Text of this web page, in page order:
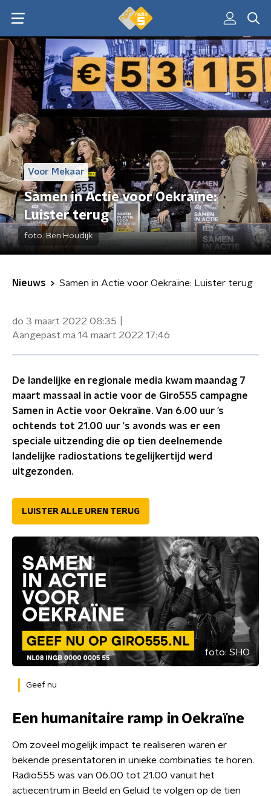
Voor Mekaar
Samen in Actie voor Oekraïne:
Luister terug
foto: Ben Houdijk
Nieuws Samen in Actie voor Oekraïne: Luister terug
do 3 maart 2022 08:35
Aangepast ma 14 maart 2022 17:46
De landelijke en regionale media kwam maandag 7
maart massaal in actie voor de Giro555 campagne
Samen in Actie voor Oekraïne. Van 6.00 uur ’s
ochtends tot 21.00 uur ‘s avonds was er een
speciale uitzending die op tien deelnemende
landelijke radiostations tegelijkertijd werd
uitgezonden.
LUISTER ALLE UREN TERUG
foto: SHO
Geef nu
Een humanitaire ramp in Oekraïne
Om zoveel mogelijk impact te realiseren waren er
bekende presentatoren in unieke combinaties te horen.
Radio555 was van 06.00 tot 21.00 vanuit het
actiecentrum in Beeld en Geluid te volgen op de tien